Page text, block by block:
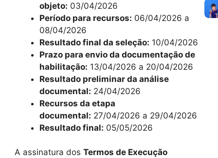
objeto: 03/04/2026
Período para recursos: 06/04/2026 a
08/04/2026
Resultado final da seleção: 10/04/2026
Prazo para envio da documentação de
habilitação: 13/04/2026 a 20/04/2026
Resultado preliminar da análise
documental: 24/04/2026
Recursos da etapa
documental: 27/04/2026 a 29/04/2026
Resultado final: 05/05/2026
A assinatura dos Termos de Execução